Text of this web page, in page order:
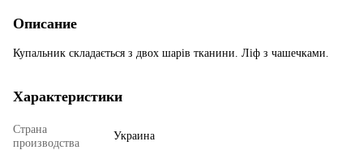
Описание
Купальник складається з двох шарів тканини. Ліф з чашечками.
Характеристики
Страна
производства
Украина